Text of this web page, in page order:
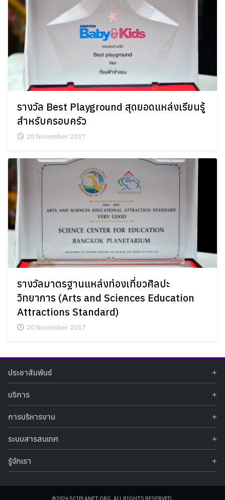
รางวัล Best Playground สุดยอดแหล่งเรียนรู้
สำหรับครอบครัว
20 November 2017
รางวัลมาตรฐานแหล่งท่องเที่ยวศิลปะ
วิทยาการ (Arts and Sciences Education
Attractions Standard)
20 November 2017
ประชาสัมพันธ์
ข่าวประชาสัมพันธ์
ข่าวกิจกรรม
รางวัลแห่งความภาคภูมิใจ
คำถามที่พบบ่อย
บริการ
ท้องฟ้าจำลอง
นิทรรศการถาวร
ศูนย์สร้างสรรค์เยาวชน
กิจกรรมส่งเสริมการเรียนรู้และบริการการศึกษา
บทความวิชาการ
การบริหารงาน
รายงานผลการดำเนินงาน
คำสั่งมอบหมายปฏิบัติหน้าที่
คู่มือการให้บริการ
ระบบสารสนเทศ
ฐานข้อมูลโครงการประกวดโครงงานวิทยาศาสตร์ สำหรับนักศึกษา กศน.
รายงานผลการดำเนินงานของศูนย์วิทยาศาสตร์เพื่อการศึกษา
รู้จักเรา
ข้อมูลทั่วไป
โครงสร้างองค์กร